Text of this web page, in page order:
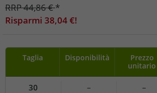
RRP44,86€*
Risparmi 38,04€!
Taglia Disponibilità
Prezzo
unitario
30 – –